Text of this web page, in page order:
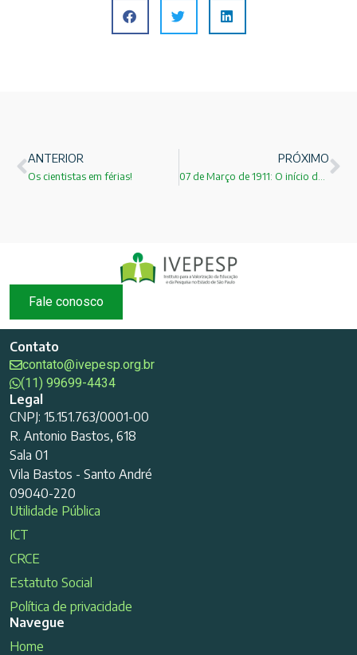
ANTERIOR
Os cientistas em férias!
PRÓXIMO
Fale conosco
Contato
contato@ivepesp.org.br
(11) 99699-4434
Legal
CNPJ: 15.151.763/0001-00
R. Antonio Bastos, 618
Sala 01
Vila Bastos - Santo André
09040-220
Utilidade Pública
ICT
CRCE
Estatuto Social
Política de privacidade
Navegue
Home